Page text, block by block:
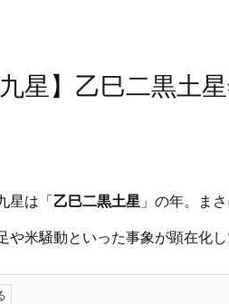
九星】乙巳二黒土
星は「乙巳二黒土星 」の年。ま
や米騒動といった事象が顕在化し